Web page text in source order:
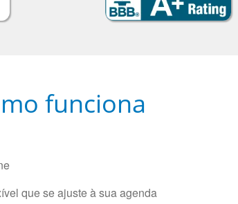
funciona
que se ajuste à sua agenda